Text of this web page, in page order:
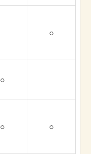
○
○
○ ○